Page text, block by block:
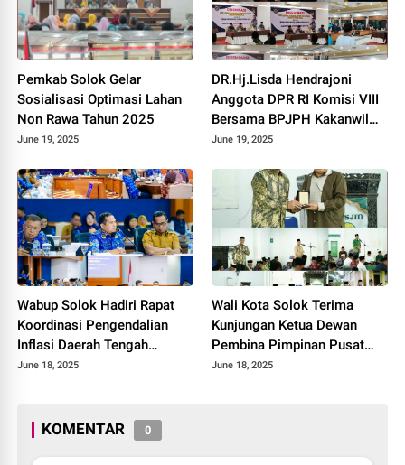
Pemkab Solok Gelar
Sosialisasi Optimasi Lahan
Non Rawa Tahun 2025
June 19, 2025
DR.Hj.Lisda Hendrajoni
Anggota DPR RI Komisi VIII
Bersama BPJPH Kakanwil
Sumbar Gelar Roadshow
Kota Solok 2025.
June 19, 2025
Wabup Solok Hadiri Rapat
Koordinasi Pengendalian
Inflasi Daerah Tengah
Provinsi Sumatera Barat
June 18, 2025
Wali Kota Solok Terima
Kunjungan Ketua Dewan
Pembina Pimpinan Pusat
Muhammadiyah Tahun 2025.
June 18, 2025
KOMENTAR 0